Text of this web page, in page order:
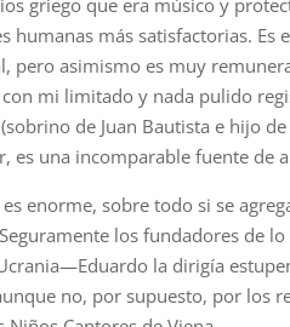
griego que era músico y
humanas más satisfactorias. Es
pero asimismo es muy
mi limitado y nada pulido
de Juan Bautista e hijo
es una incomparable fuente de
enorme, sobre todo si se
los fundadores de
la dirigía
no, por supuesto, por los